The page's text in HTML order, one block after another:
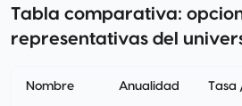
Tabla comparativa:
representativas del
Nombre Anualidad Tasa